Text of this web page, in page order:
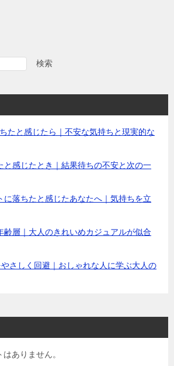
検索
たと感じたら｜不安な気持ちと現実的な
と感じたとき｜結果待ちの不安と次の一
に落ちたと感じたあなたへ｜気持ちを立
齢層｜大人のきれいめカジュアルが似合
さしく回避｜おしゃれな人に学ぶ大人の
ありません。